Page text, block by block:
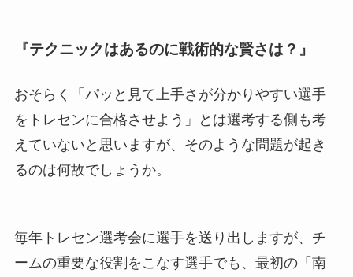
『テクニックはあるのに戦術的な賢さは？』
おそらく「パッと見て上手さが分かりやすい選手
をトレセンに合格させよう」とは選考する側も考
えていないと思いますが、そのような問題が起き
るのは何故でしょうか。
毎年トレセン選考会に選手を送り出しますが、チ
ームの重要な役割をこなす選手でも、最初の「南